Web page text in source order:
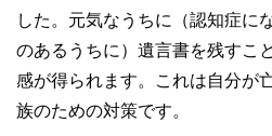
した。元気なうちに（認知症に
のあるうちに）遺言書を残すこ
感が得られます。これは自分が
族のための対策です。